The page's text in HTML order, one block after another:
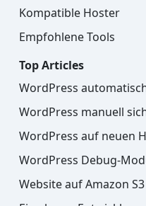
Kompatible Hoster
Empfohlene Tools
Top Articles
WordPress
WordPress manuell
WordPress auf neuen
WordPress Debug-
Website auf Amazon